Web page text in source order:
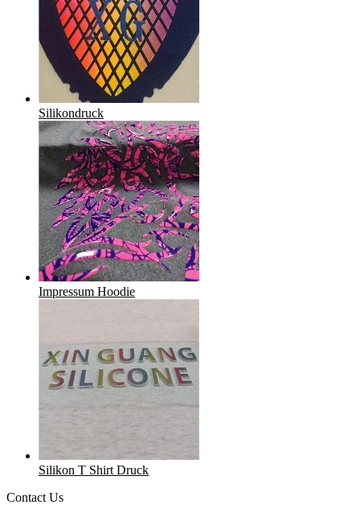
Silikondruck
Impressum Hoodie
Silikon T Shirt Druck
Contact Us